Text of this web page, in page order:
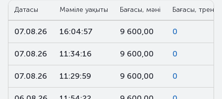
Датасы Мәміле уақыты Бағасы, мәні Бағасы, тренд,
07.08.26 16:04:57 9 600,00 0
07.08.26 11:34:16 9 600,00 0
07.08.26 11:29:59 9 600,00 0